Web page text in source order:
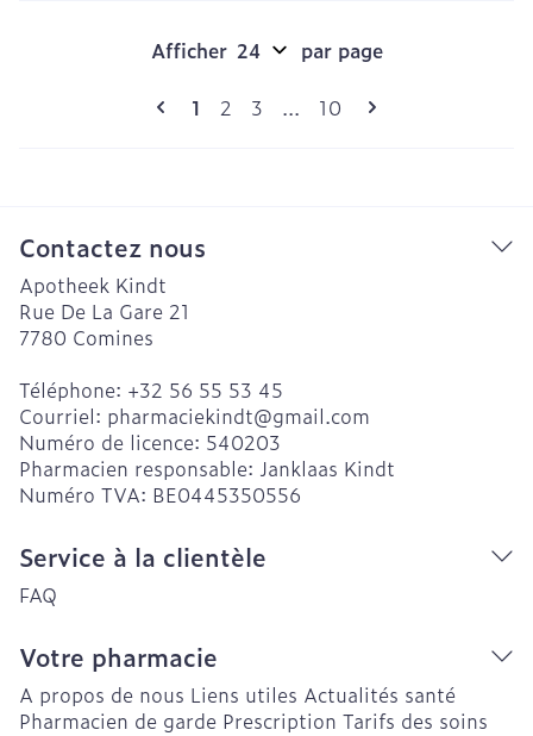
Vous lisez actuellement la page
1 Page
2 Page
3 ... Page
10
Afficher par page
Contactez nous
Apotheek Kindt
Rue De La Gare 21
7780 Comines
Téléphone: +32 56 55 53 45
Courriel: pharmaciekindt@gmail.com
Numéro de licence: 540203
Pharmacien responsable: Janklaas Kindt
Numéro TVA: BE0445350556
Service à la clientèle
FAQ
Votre pharmacie
A propos de nous Liens utiles Actualités santé
Pharmacien de garde Prescription Tarifs des soins